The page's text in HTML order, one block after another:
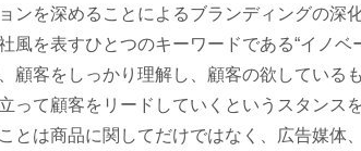
ンを深めることによるブランディングの深
風を表すひとつのキーワードである“イノベ
顧客をしっかり理解し、顧客の欲している
って顧客をリードしていくというスタンス
とは商品に関してだけではなく、広告媒体